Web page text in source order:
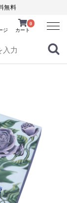
無料
0
カート
ジ
Menu